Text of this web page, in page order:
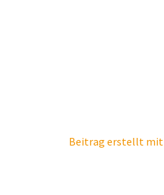
Beitrag erstellt mit